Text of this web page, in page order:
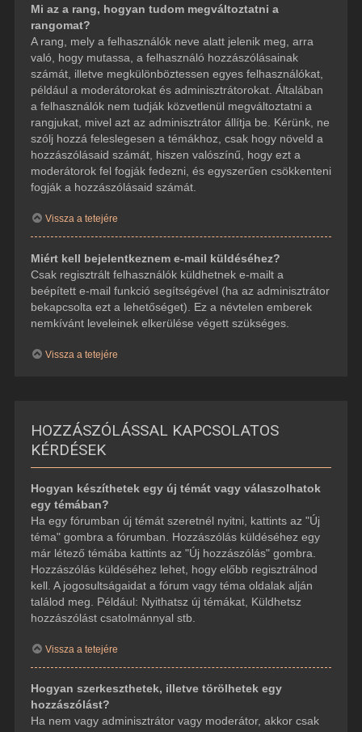
Mi az a rang, hogyan tudom megváltoztatni a
rangomat?
A rang, mely a felhasználók neve alatt jelenik meg, arra
való, hogy mutassa, a felhasználó hozzászólásainak
számát, illetve megkülönböztessen egyes felhasználókat,
például a moderátorokat és adminisztrátorokat. Általában
a felhasználók nem tudják közvetlenül megváltoztatni a
rangjukat, mivel azt az adminisztrátor állítja be. Kérünk, ne
szólj hozzá feleslegesen a témákhoz, csak hogy növeld a
hozzászólásaid számát, hiszen valószínű, hogy ezt a
moderátorok fel fogják fedezni, és egyszerűen csökkenteni
fogják a hozzászólásaid számát.
Vissza a tetejére
Miért kell bejelentkeznem e-mail küldéséhez?
Csak regisztrált felhasználók küldhetnek e-mailt a
beépített e-mail funkció segítségével (ha az adminisztrátor
bekapcsolta ezt a lehetőséget). Ez a névtelen emberek
nemkívánt leveleinek elkerülése végett szükséges.
Vissza a tetejére
HOZZÁSZÓLÁSSAL KAPCSOLATOS
KÉRDÉSEK
Hogyan készíthetek egy új témát vagy válaszolhatok
egy témában?
Ha egy fórumban új témát szeretnél nyitni, kattints az "Új
téma" gombra a fórumban. Hozzászólás küldéséhez egy
már létező témába kattints az "Új hozzászólás" gombra.
Hozzászólás küldéséhez lehet, hogy előbb regisztrálnod
kell. A jogosultságaidat a fórum vagy téma oldalak alján
találod meg. Például: Nyithatsz új témákat, Küldhetsz
hozzászólást csatolmánnyal stb.
Vissza a tetejére
Hogyan szerkeszthetek, illetve törölhetek egy
hozzászólást?
Ha nem vagy adminisztrátor vagy moderátor, akkor csak